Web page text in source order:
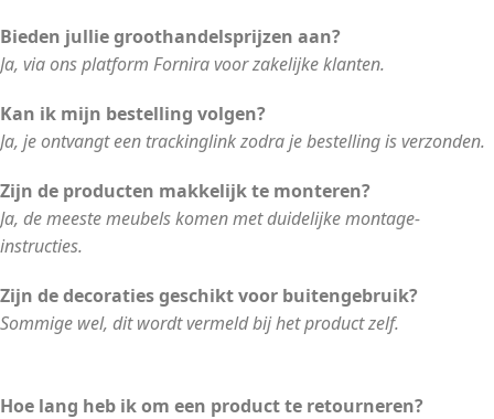
Bieden jullie groothandelsprijzen aan?
Ja, via ons platform Fornira voor zakelijke klanten.
Kan ik mijn bestelling volgen?
Ja, je ontvangt een trackinglink zodra je bestelling is verzonden.
Zijn de producten makkelijk te monteren?
Ja, de meeste meubels komen met duidelijke montage-
instructies.
Zijn de decoraties geschikt voor buitengebruik?
Sommige wel, dit wordt vermeld bij het product zelf.
Hoe lang heb ik om een product te retourneren?